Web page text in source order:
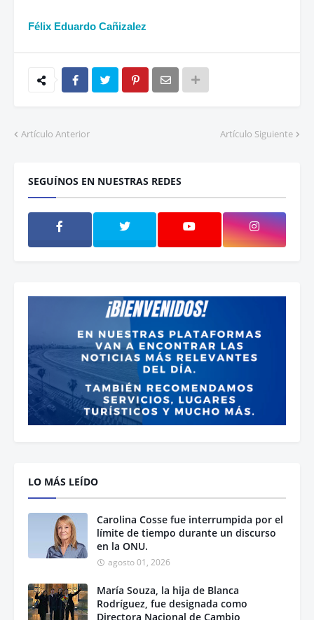
Félix Eduardo Cañizalez
Artículo Anterior Artículo Siguiente
SEGUÍNOS EN NUESTRAS REDES
LO MÁS LEÍDO
Carolina Cosse fue interrumpida por el
límite de tiempo durante un discurso
en la ONU.
agosto 01, 2026
María Souza, la hija de Blanca
Rodríguez, fue designada como
Directora Nacional de Cambio